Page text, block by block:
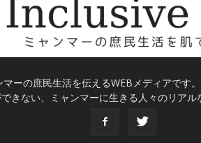
マーの庶民生活を伝えるWEBメディアで
きない、ミャンマーに生きる人々のリアル